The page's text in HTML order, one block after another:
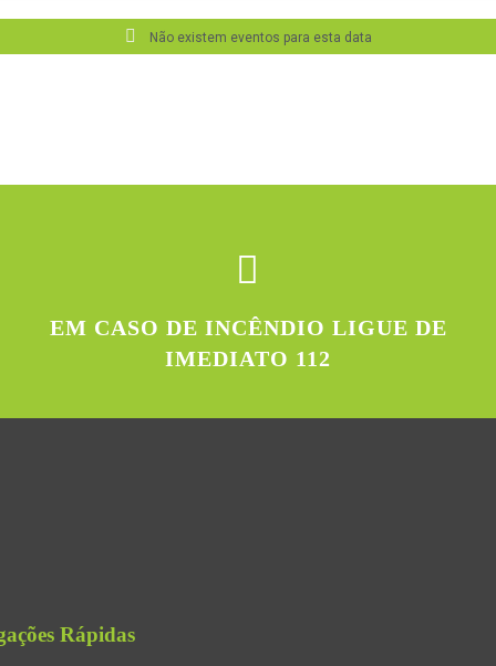
Não existem eventos para esta data
EM CASO DE INCÊNDIO LIGUE DE
IMEDIATO 112
Rápidas